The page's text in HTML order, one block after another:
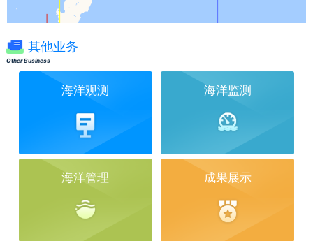
其他业务
Other Business
海洋观测 海洋监测
海洋管理 成果展示